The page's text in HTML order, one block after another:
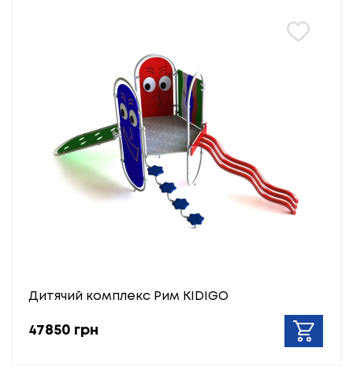
Дитячий комплекс Рим KIDIGO
47850 грн